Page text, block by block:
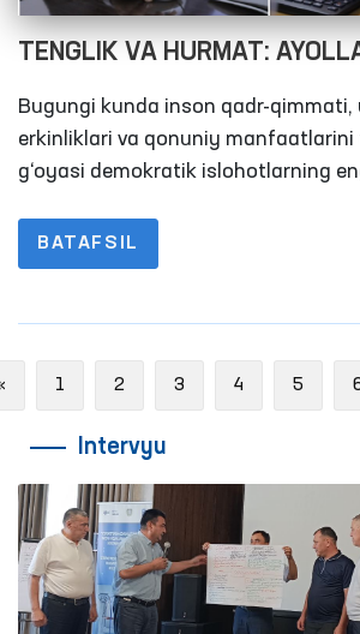
TENGLIK VA HURMAT:
HUQUQLARI KAFOLATI –
TARAQQIYOTI OMILI!
Bugungi kunda inson qadr-qimmati,
erkinliklari va qonuniy manfaatlarini
g‘oyasi demokratik islohotlarning
xotin-qizlarning huquqlari va
jamiyatda muhim o‘rin tutadi. Bu
BATAFSIL
Previous
1 2 3 4 5
Intervyu